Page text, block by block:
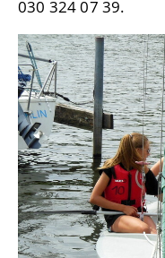
030 324 07 39.